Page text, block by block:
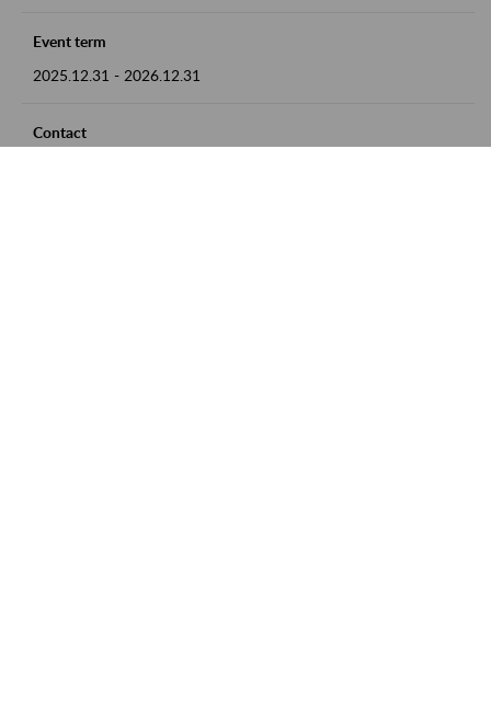
Event term
2025.12.31 - 2026.12.31
Contact